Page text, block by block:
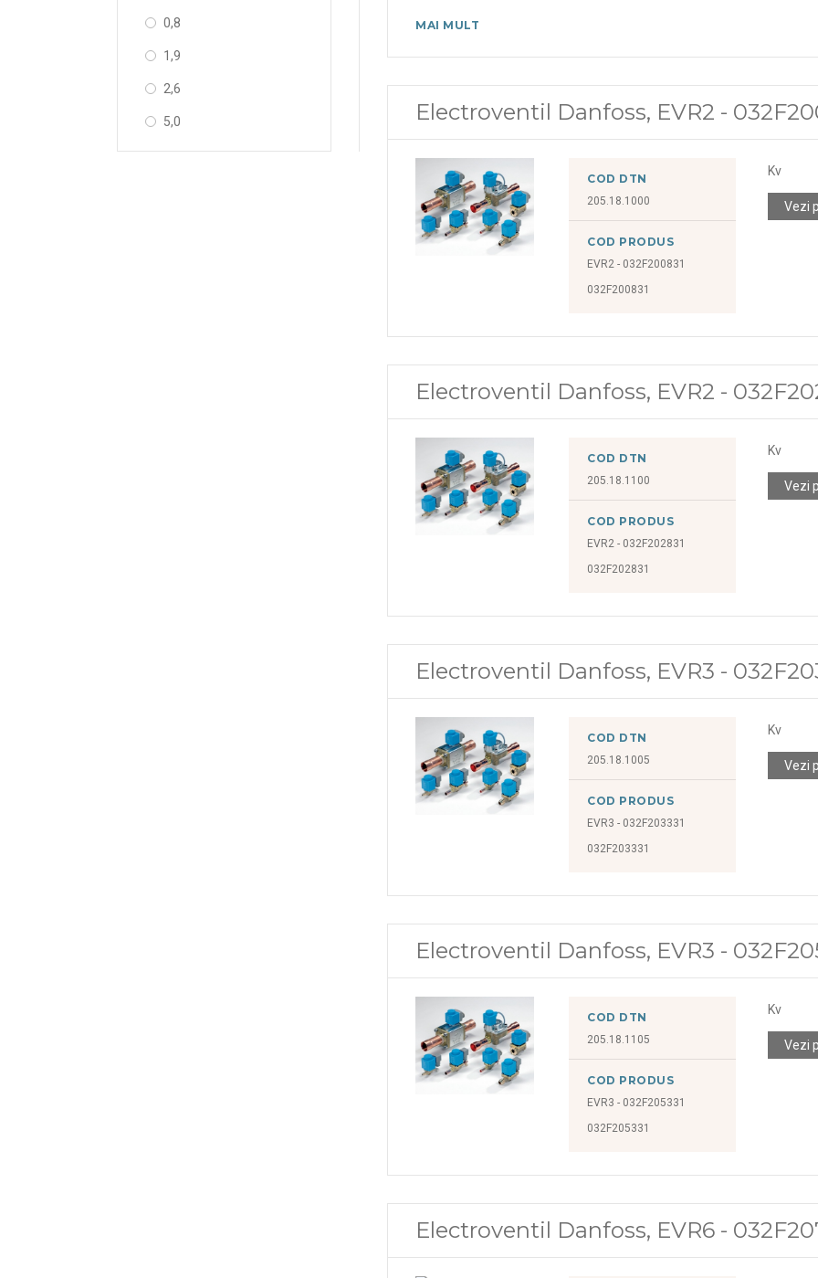
0,8
1,9
2,6
5,0
MAI MULT
Electroventil Danfoss, EVR2 -
COD DTN
205.18.1000
COD PRODUS
EVR2 - 032F200831
032F200831
Kv
Vezi
Electroventil Danfoss, EVR2 -
COD DTN
205.18.1100
COD PRODUS
EVR2 - 032F202831
032F202831
Kv
Vezi
Electroventil Danfoss, EVR3 -
COD DTN
205.18.1005
COD PRODUS
EVR3 - 032F203331
032F203331
Kv
Vezi
Electroventil Danfoss, EVR3 -
COD DTN
205.18.1105
COD PRODUS
EVR3 - 032F205331
032F205331
Kv
Vezi
Electroventil Danfoss, EVR6 -